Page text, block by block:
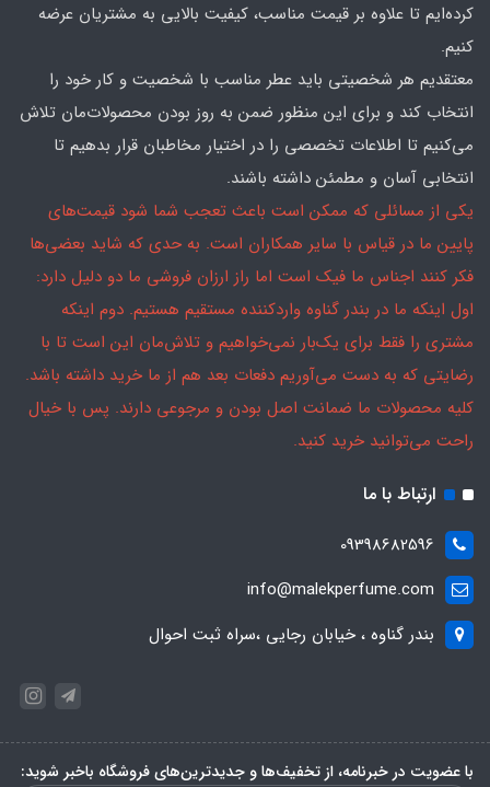
کرده‌ایم تا علاوه بر قیمت مناسب، کیفیت بالایی به مشتریان عرضه
کنیم.
معتقدیم هر شخصیتی باید عطر مناسب با شخصیت و کار خود را
انتخاب کند و برای این منظور ضمن به روز بودن محصولات‌مان تلاش
می‌کنیم تا اطلاعات تخصصی را در اختیار مخاطبان قرار بدهیم تا
انتخابی آسان و مطمئن داشته باشند.
یکی از مسائلی که ممکن است باعث تعجب شما شود قیمت‌های
پایین ما در قیاس با سایر همکاران است. به حدی که شاید بعضی‌ها
فکر کنند اجناس ما فیک است اما راز ارزان فروشی ما دو دلیل دارد:
اول اینکه ما در بندر گناوه واردکننده مستقیم هستیم. دوم اینکه
مشتری را فقط برای یک‌بار نمی‌خواهیم و تلاش‌مان این است تا با
رضایتی که به دست می‌آوریم دفعات بعد هم از ما خرید داشته باشد.
کلیه محصولات ما ضمانت اصل بودن و مرجوعی دارند. پس با خیال
راحت می‌توانید خرید کنید.
ارتباط با ما
09398682596
info@malekperfume.com
بندر گناوه ، خیابان رجایی ،سراه ثبت احوال
با عضویت در خبرنامه، از تخفیف‌ها و جدیدترین‌های فروشگاه باخبر شوید: